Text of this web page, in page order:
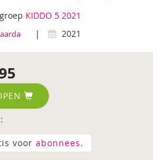
KIDDO 5 2021
| 2021
voor abonnees.